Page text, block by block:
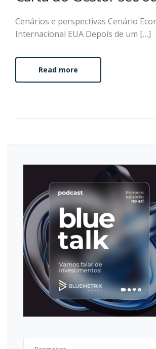
Cenários e perspectivas Cenário
Internacional EUA Depois de um […]
Read more